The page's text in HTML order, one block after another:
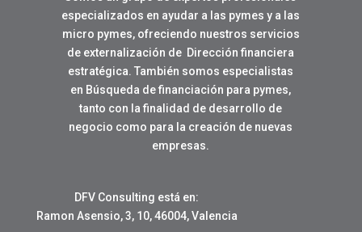
especializados en ayudar a las pymes y a las
micro pymes, ofreciendo nuestros servicios
de externalización de Dirección financiera
estratégica. También somos especialistas
en Búsqueda de financiación para pymes,
tanto con la finalidad de desarrollo de
negocio como para la creación de nuevas
empresas.
DFV Consulting está en:
Ramon Asensio, 3, 10, 46004, Valencia